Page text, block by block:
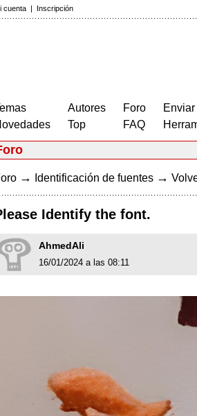
cuenta | Inscripción
Autores
Top
Foro
FAQ
→ Identificación de fuentes →
Identify the font.
AhmedAli
16/01/2024 a las 08:11